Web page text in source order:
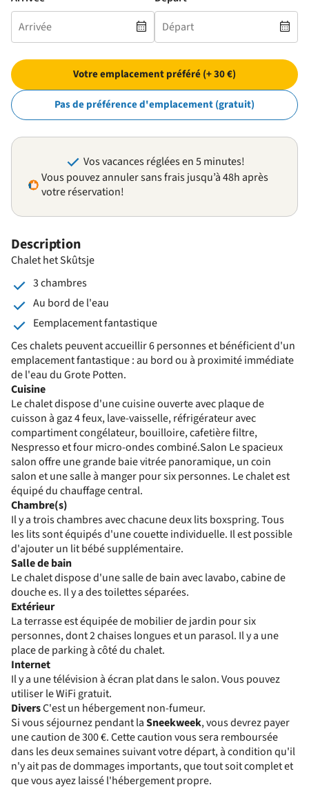
Description
Chalet het Skûtsje
3 chambres
Au bord de l'eau
Eemplacement fantastique
Ces chalets peuvent accueillir 6 personnes et bénéficient d'un
emplacement fantastique : au bord ou à proximité immédiate
de l'eau du Grote Potten.
Cuisine
Le chalet dispose d'une cuisine ouverte avec plaque de
cuisson à gaz 4 feux, lave-vaisselle, réfrigérateur avec
compartiment congélateur, bouilloire, cafetière filtre,
Nespresso et four micro-ondes combiné.Salon Le spacieux
salon offre une grande baie vitrée panoramique, un coin
salon et une salle à manger pour six personnes. Le chalet est
équipé du chauffage central.
Chambre(s)
Il y a trois chambres avec chacune deux lits boxspring. Tous
les lits sont équipés d'une couette individuelle. Il est possible
d'ajouter un lit bébé supplémentaire.
Salle de bain
Le chalet dispose d'une salle de bain avec lavabo, cabine de
douche es. Il y a des toilettes séparées.
Extérieur
La terrasse est équipée de mobilier de jardin pour six
personnes, dont 2 chaises longues et un parasol. Il y a une
place de parking à côté du chalet.
Internet
Il y a une télévision à écran plat dans le salon. Vous pouvez
utiliser le WiFi gratuit.
DiversC'est un hébergement non-fumeur.
Si vous séjournez pendant laSneekweek, vous devrez payer
une caution de 300 €. Cette caution vous sera remboursée
dans les deux semaines suivant votre départ, à condition qu'il
n'y ait pas de dommages importants, que tout soit complet et
que vous ayez laissé l'hébergement propre.
Votre emplacement préféré (+ 30 €)
Pas de préférence d'emplacement (gratuit)
Vos vacances réglées en 5 minutes!
Vous pouvez annuler sans frais jusqu’à 48h après
votre réservation!